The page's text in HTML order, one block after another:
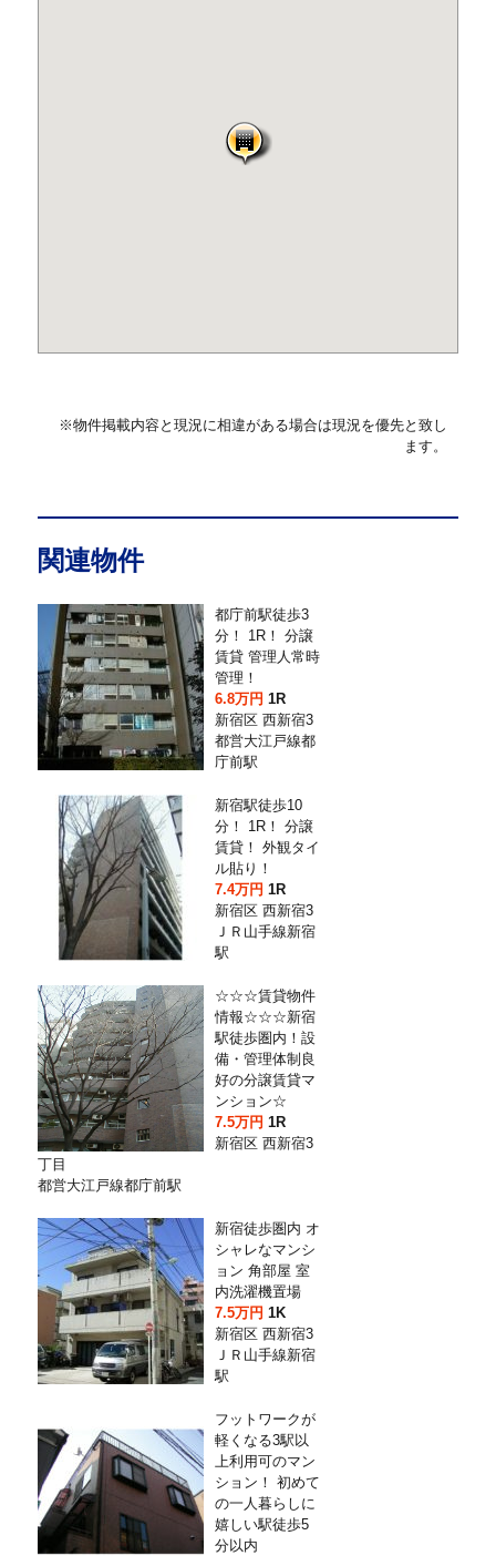
※物件掲載内容と現況に相違がある場合は現況を優先と致し
ます。
関連物件
都庁前駅徒歩3
分！ 1R！ 分譲
賃貸 管理人常時
管理！
6.8万円1R
新宿区 西新宿3
都営大江戸線都
庁前駅
新宿駅徒歩10
分！ 1R！ 分譲
賃貸！ 外観タイ
ル貼り！
7.4万円1R
新宿区 西新宿3
ＪＲ山手線新宿
駅
☆☆☆賃貸物件
情報☆☆☆新宿
駅徒歩圏内！設
備・管理体制良
好の分譲賃貸マ
ンション☆
7.5万円1R
新宿区 西新宿3
丁目
都営大江戸線都庁前駅
新宿徒歩圏内 オ
シャレなマンシ
ョン 角部屋 室
内洗濯機置場
7.5万円1K
新宿区 西新宿3
ＪＲ山手線新宿
駅
フットワークが
軽くなる3駅以
上利用可のマン
ション！ 初めて
の一人暮らしに
嬉しい駅徒歩5
分以内